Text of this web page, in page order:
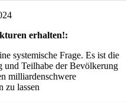
erhalten!:
systemische Frage. Es ist die
und Teilhabe der Bevölkerung
milliardenschwere
zu lassen